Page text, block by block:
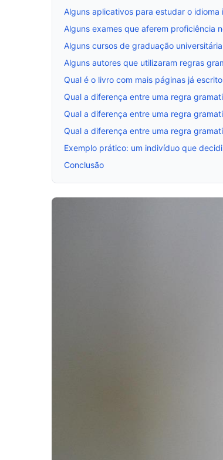
Alguns aplicativos para estudar o idioma
Alguns exames que aferem proficiência
Alguns cursos de graduação
Alguns autores que utilizaram regras
Qual é o livro com mais páginas já
Qual a diferença entre uma regra
Qual a diferença entre uma regra
Qual a diferença entre uma regra
Exemplo prático: um indivíduo que
Conclusão